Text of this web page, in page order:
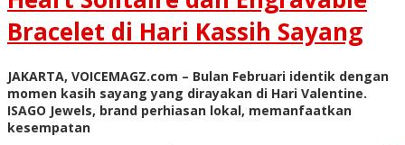
Bracelet di Hari Kassih Sayang
JAKARTA, VOICEMAGZ.com – Bulan Februari identik dengan
momen kasih sayang yang dirayakan di Hari Valentine.
ISAGO Jewels, brand perhiasan lokal, memanfaatkan
kesempatan